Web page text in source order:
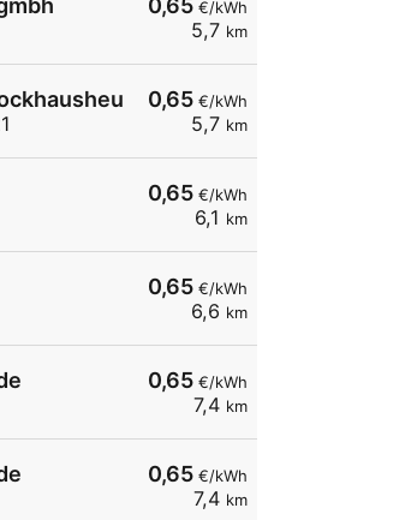
0,65€/kWh
5,7 km
0,65€/kWh
5,7 km
Fam. Posch
0,65€/kWh
6,1 km
0,65€/kWh
6,6 km
0,65€/kWh
7,4 km
0,65€/kWh
7,4 km